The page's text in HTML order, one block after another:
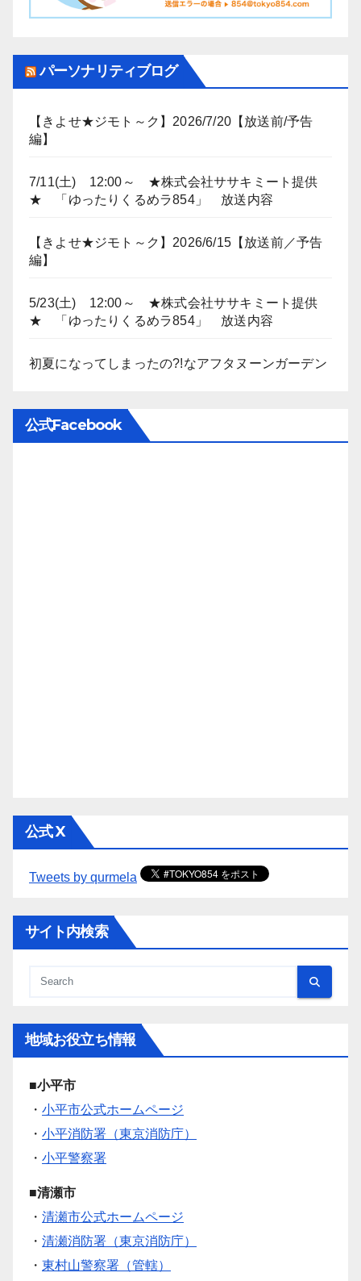
パーソナリティブログ
【きよせ★ジモト～ク】2026/7/20【放送前/予告
編】
7/11(土) 12:00～ ★株式会社ササキミート提供
★ 「ゆったりくるめラ854」 放送内容
【きよせ★ジモト～ク】2026/6/15【放送前／予告
編】
5/23(土) 12:00～ ★株式会社ササキミート提供
★ 「ゆったりくるめラ854」 放送内容
初夏になってしまったの?!なアフタヌーンガーデン
公式Facebook
公式 X
Tweets by qurmela
サイト内検索
地域お役立ち情報
■小平市
・ 小平市公式ホームページ
・ 小平消防署（東京消防庁）
・ 小平警察署
■清瀬市
・ 清瀬市公式ホームページ
・ 清瀬消防署（東京消防庁）
・ 東村山警察署（管轄）